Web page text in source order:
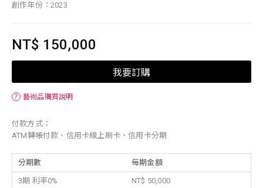
創作年份：2023
NT$ 150,000
我要訂購
？ 藝術品購買說明
付款方式：
ATM轉帳付款、信用卡線上刷卡、信用卡分期
分期數 每期金額
3期 利率0%
NT$ 50,000